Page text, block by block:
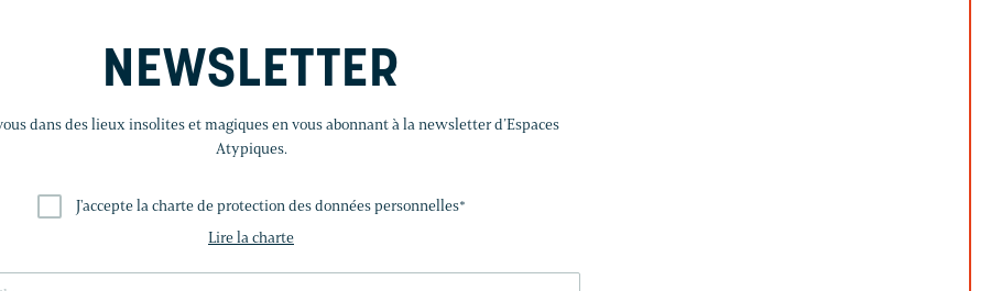
NEWSLETTER
dans des lieux insolites et magiques en vous abonnant à la newsletter d’Espaces
Atypiques.
J'accepte la charte de protection des données personnelles*
Lire la charte